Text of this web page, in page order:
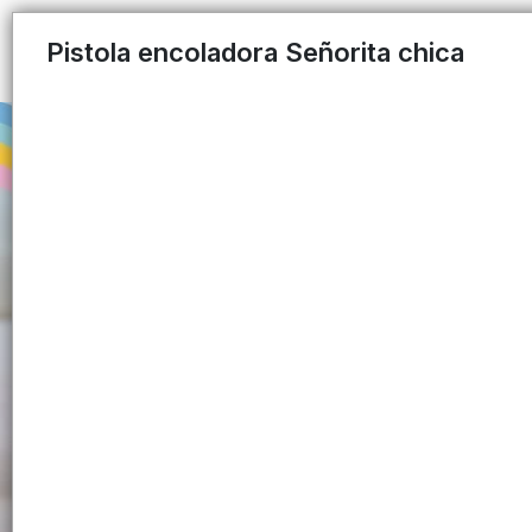
Pistola encoladora Señorita chica